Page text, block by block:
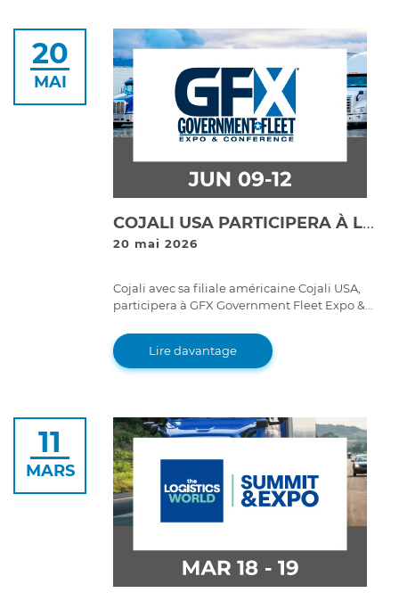
20
MAI
COJALI USA PARTICIPERA À LA GFX GOVERNMENT FLEET EXPO & CONFERENCE 2026 AVEC SES SOLUTIONS JALTEST DIAGNOSTICS ET JALTEST TELEMATICS
20 mai 2026
Cojali avec sa filiale américaine Cojali USA,
participera à GFX Government Fleet Expo &
pour les flottes gouvernementales aux États-
Unis, qui se tiendra du 9 au 12 juin 2026 au
Long Beach Convention Center (Californie).
Lire davantage
11
MARS